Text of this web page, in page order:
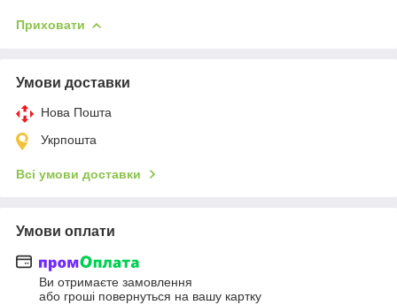
Приховати
Умови доставки
Нова Пошта
Укрпошта
Всі умови доставки
Умови оплати
Ви отримаєте замовлення
або гроші повернуться на вашу картку